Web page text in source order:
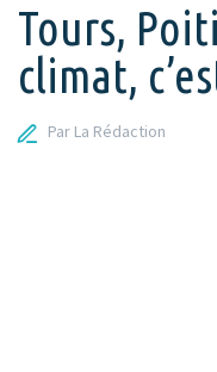
Tours,
climat,
Par La Rédaction